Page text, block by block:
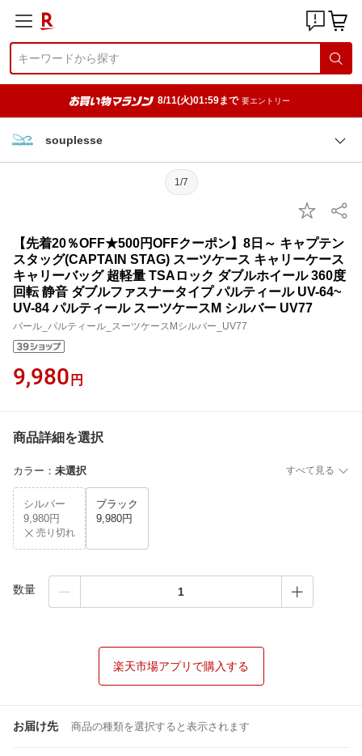
8/11(火)01:59まで 要エントリー
souplesse
1/7
【先着20％OFF★500円OFFクーポン】8日～ キャプテン
スタッグ(CAPTAIN STAG) スーツケース キャリーケース
キャリーバッグ 超軽量 TSAロック ダブルホイール 360度
回転 静音 ダブルファスナータイプ パルティール UV-64~
UV-84 パルティール スーツケースM シルバー UV77
パール_パルティール_スーツケースMシルバー_UV77
9,980 円
商品詳細を選択
カラー ： 未選択 すべて見る
シルバー
9,980円
売り切れ
ブラック
9,980円
数量
楽天市場アプリで購入する
お届け先 商品の種類を選択すると表示されます